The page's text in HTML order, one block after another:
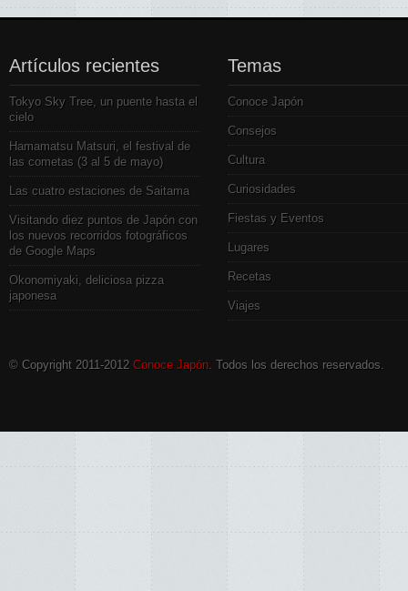
Artículos recientes
Tokyo Sky Tree, un puente hasta el
cielo
Hamamatsu Matsuri, el festival de
las cometas (3 al 5 de mayo)
Las cuatro estaciones de Saitama
Visitando diez puntos de Japón con
los nuevos recorridos fotográficos
de Google Maps
Okonomiyaki, deliciosa pizza
japonesa
Temas
Conoce Japón
Consejos
Cultura
Curiosidades
Fiestas y Eventos
Lugares
Recetas
Viajes
© Copyright 2011-2012 Conoce Japón. Todos los derechos reservados.